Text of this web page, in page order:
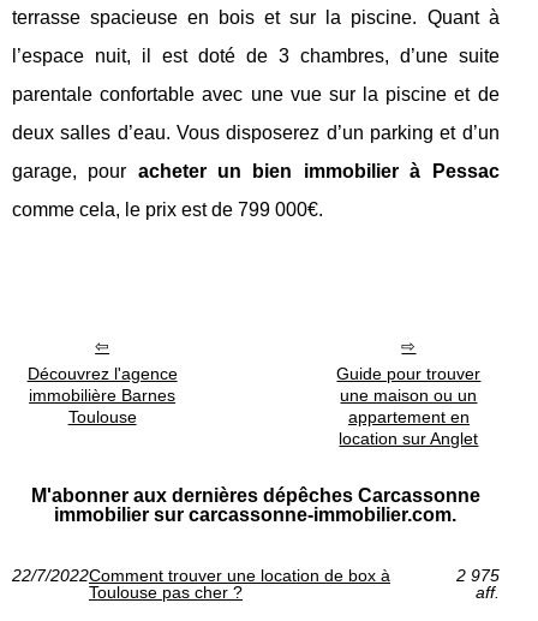
terrasse spacieuse en bois et sur la piscine. Quant à
l’espace nuit, il est doté de 3 chambres, d’une suite
parentale confortable avec une vue sur la piscine et de
deux salles d’eau. Vous disposerez d’un parking et d’un
garage, pour acheter un bien immobilier à Pessac
comme cela, le prix est de 799 000€.
Découvrez l'agence
immobilière Barnes
Toulouse
Guide pour trouver
une maison ou un
appartement en
location sur Anglet
M'abonner aux dernières dépêches Carcassonne
immobilier sur carcassonne-immobilier.com.
22/7/2022Comment trouver une location de box à
Toulouse pas cher ?
2 975
aff.